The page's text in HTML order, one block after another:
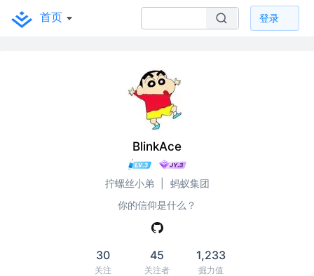
首页 登录
BlinkAce
拧螺丝小弟
蚂蚁集团
你的信仰是什么？
30
关注
45
关注者
1,233
掘力值